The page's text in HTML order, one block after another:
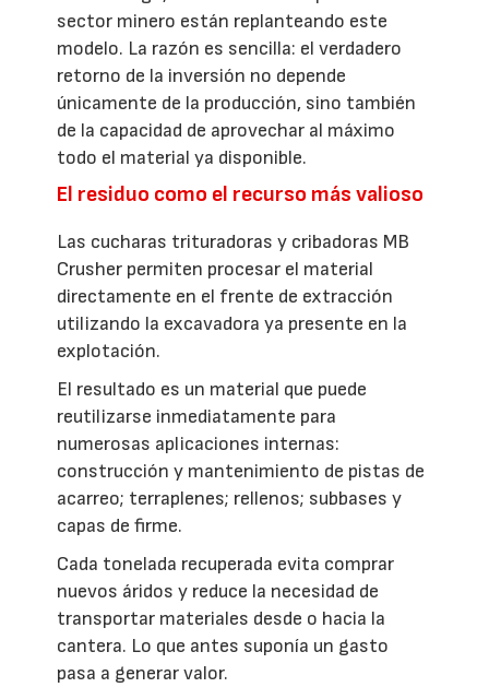
sector minero están replanteando este
modelo. La razón es sencilla: el verdadero
retorno de la inversión no depende
únicamente de la producción, sino también
de la capacidad de aprovechar al máximo
todo el material ya disponible.
El residuo como el recurso más valioso
Las cucharas trituradoras y cribadoras MB
Crusher permiten procesar el material
directamente en el frente de extracción
utilizando la excavadora ya presente en la
explotación.
El resultado es un material que puede
reutilizarse inmediatamente para
numerosas aplicaciones internas:
construcción y mantenimiento de pistas de
acarreo; terraplenes; rellenos; subbases y
capas de firme.
Cada tonelada recuperada evita comprar
nuevos áridos y reduce la necesidad de
transportar materiales desde o hacia la
cantera. Lo que antes suponía un gasto
pasa a generar valor.